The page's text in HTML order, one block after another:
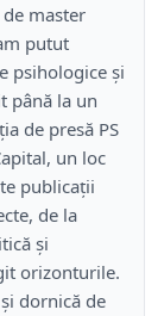
master
putut
psihologice și
până la un
de presă PS
un loc
publicații
de la
și
orizonturile.
dornică de